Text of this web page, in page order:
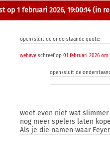
op 1 februari 2026, 19:00:14 (in
open/sluit de onderstaande quote:
wehave schreef op01 februari 2026 om
open/sluit de
weet even niet wat
nog meer spelers laten
Als je die namen waar